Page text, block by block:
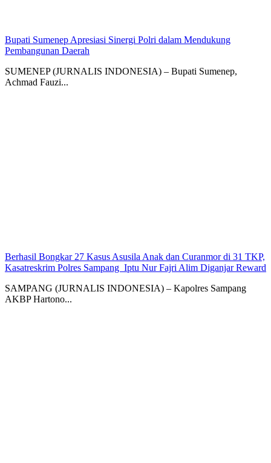
Bupati Sumenep Apresiasi Sinergi Polri dalam Mendukung
Pembangunan Daerah
SUMENEP (JURNALIS INDONESIA) – Bupati Sumenep,
Achmad Fauzi...
Berhasil Bongkar 27 Kasus Asusila Anak dan Curanmor di 31 TKP,
Kasatreskrim Polres Sampang Iptu Nur Fajri Alim Diganjar Reward
SAMPANG (JURNALIS INDONESIA) – Kapolres Sampang
AKBP Hartono...